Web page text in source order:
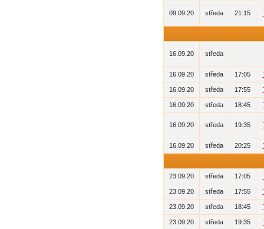
09.09.20 středa 21:15
16.09.20 středa
16.09.20 středa 17:05
16.09.20 středa 17:55
16.09.20 středa 18:45
16.09.20 středa 19:35
16.09.20 středa 20:25
23.09.20 středa 17:05
23.09.20 středa 17:55
23.09.20 středa 18:45
23.09.20 středa 19:35